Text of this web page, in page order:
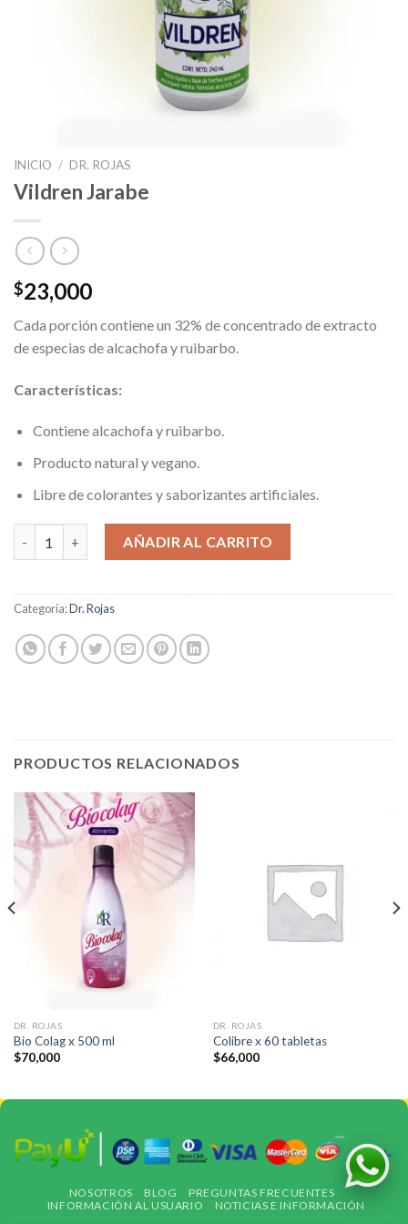
INICIO / DR. ROJAS
Vildren Jarabe
$23,000
Cada porción contiene un 32% de concentrado de extracto
de especias de alcachofa y ruibarbo.
Características:
Contiene alcachofa y ruibarbo.
Producto natural y vegano.
Libre de colorantes y saborizantes artificiales.
Vildren Jarabe cantidadAÑADIR AL CARRITO
Categoría:Dr. Rojas
PRODUCTOS RELACIONADOS
DR. ROJAS
Bio Colag x 500 ml
$70,000
DR. ROJAS
Colibre x 60 tabletas
$66,000
NOSOTROS BLOG
PREGUNTAS FRECUENTES
INFORMACIÓN AL USUARIO
NOTICIAS E INFORMACIÓN